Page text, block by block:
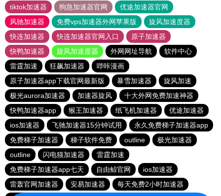
tiktok加速器
狗急加速器官网
优途加速器官网
风驰加速器
免费vps加速器外网苹果版
旋风加速度器
快连加速器
快连加速器官网入口
原子加速器
快鸭加速器
旋风加速度器 外网网址导航
软件中心
雷霆加速
狂飙加速器
哔咔漫画
原子加速器app下载官网最新版
暴雪加速器
旋风加速
极光aurora加速器
加速器旋风
十大外网免费加速神器
快鸭加速器app
猴王加速器 纸飞机加速器
优途加速器
ios加速器
飞驰加速器15分钟试用
永久免费梯子加速器app
免费梯子加速器
梯子软件免费 outline
极光加速器
outline
闪电猫加速器
雷霆加速
免费梯子加速器app七天
自由鲸官网
ios加速器
雷轰官网加速器
安易加速器
每天免费2小时加速器